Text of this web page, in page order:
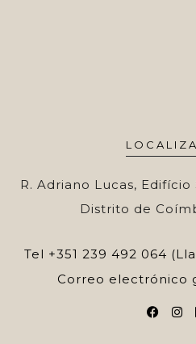
R. Adriano Lucas, Edifício
Distrito de
Tel +351 239 492 064
Correo electrónico